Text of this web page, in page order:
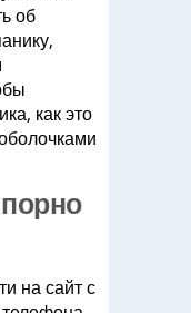
об
как это
на сайт с